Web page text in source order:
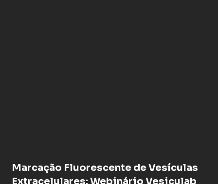
Marcação Fluorescente de Vesículas
Extracelulares: Webinário Vesiculab